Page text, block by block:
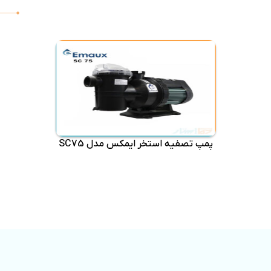
پمپ تصفیه استخر ایمکس مدل SC75